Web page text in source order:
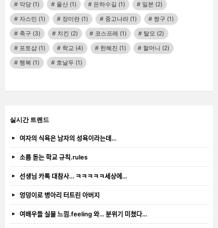
악당 (1) 울산 (1) 은하수길 (1) 일본 (2)
자스민 (1) 장미란 (1) 중고나라 (1) 짱구 (1)
축구 (3) 치킨 (2) 코스프레 (1) 탈모 (2)
포토샵 (1) 학교 (4) 한혜진 (1) 할머니 (2)
행복 (1) 호날두 (1)
실시간 트렌드
여자의 식욕은 남자의 성욕이라는데…
소름 돋는 학교 규칙.rules
선생님 카톡 대참사… ㅋㅋㅋㅋㅋ세상에…
엉덩이로 병아리 터트린 아버지
여배우들 실물 느낌.feeling 와… 분위기 미쳤다…